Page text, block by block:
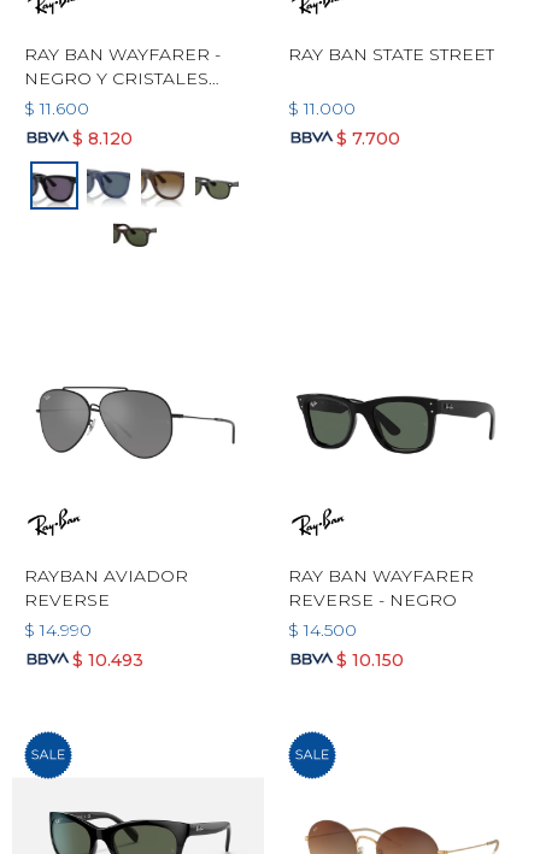
RAY BAN WAYFARER -
NEGRO Y CRISTALES
VIOLETA
$ 11.600
$ 8.120
RAY BAN STATE STREET
$ 11.000
$ 7.700
RAYBAN AVIADOR
REVERSE
$ 14.990
$ 10.493
RAY BAN WAYFARER
REVERSE - NEGRO
$ 14.500
$ 10.150